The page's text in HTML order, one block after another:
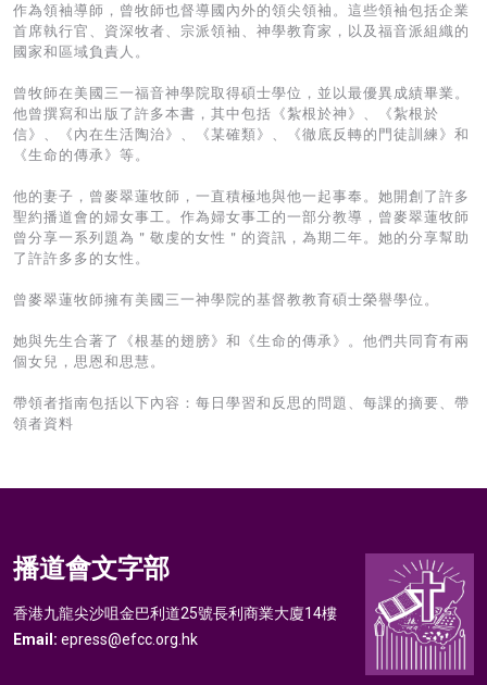
作為領袖導師，曾牧師也督導國內外的領尖領袖。這些領袖包括企業
首席執行官、資深牧者、宗派領袖、神學教育家，以及福音派組織的
國家和區域負責人。
曾牧師在美國三一福音神學院取得碩士學位，並以最優異成績畢業。
他曾撰寫和出版了許多本書，其中包括《紮根於神》、《紮根於
信》、《內在生活陶治》、《某確類》、《徹底反轉的門徒訓練》和
《生命的傳承》等。
他的妻子，曾麥翠蓮牧師，一直積極地與他一起事奉。她開創了許多
聖約播道會的婦女事工。作為婦女事工的一部分教導，曾麥翠蓮牧師
曾分享一系列題為＂敬虔的女性＂的資訊，為期二年。她的分享幫助
了許許多多的女性。
曾麥翠蓮牧師擁有美國三一神學院的基督教教育碩士榮譽學位。
她與先生合著了《根基的翅膀》和《生命的傳承》。他們共同育有兩
個女兒，思恩和思慧。
帶領者指南包括以下內容：每日學習和反思的問題、每課的摘要、帶
領者資料
播道會文字部
香港九龍尖沙咀金巴利道25號長利商業大廈14樓
Email: epress@efcc.org.hk